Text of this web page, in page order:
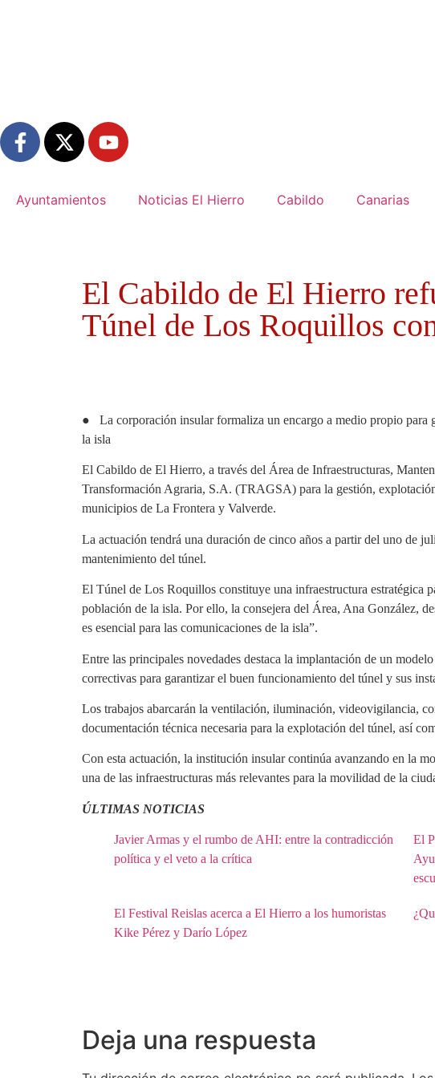
Ayuntamientos Noticias El Hierro Cabildo Canarias
El Cabildo de El Hierro
Túnel de Los Roquillos
● La corporación insular formaliza un encargo a medio propio para
la isla
El Cabildo de El Hierro, a través del Área de Infraestructuras,
Transformación Agraria, S.A. (TRAGSA) para la gestión,
municipios de La Frontera y Valverde.
La actuación tendrá una duración de cinco años a partir del uno de
mantenimiento del túnel.
El Túnel de Los Roquillos constituye una infraestructura estratégica
población de la isla. Por ello, la consejera del Área, Ana González,
es esencial para las comunicaciones de la isla”.
Entre las principales novedades destaca la implantación de un
correctivas para garantizar el buen funcionamiento del túnel y sus
Los trabajos abarcarán la ventilación, iluminación, videovigilancia,
documentación técnica necesaria para la explotación del túnel, así
Con esta actuación, la institución insular continúa avanzando en la
una de las infraestructuras más relevantes para la movilidad de la
ÚLTIMAS NOTICIAS
Javier Armas y el rumbo de AHI: entre la contradicción
política y el veto a la crítica
El
El Festival Reislas acerca a El Hierro a los humoristas
Kike Pérez y Darío López
Deja una respuesta